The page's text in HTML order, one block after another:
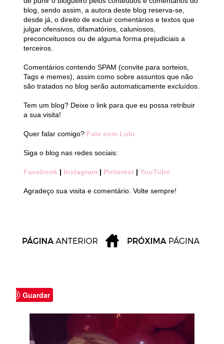
blog, sendo assim, a autora deste blog reserva-se,
desde já, o direito de excluir comentários e textos que
julgar ofensivos, difamatórios, caluniosos,
preconceituosos ou de alguma forma prejudiciais a
terceiros.
Comentários contendo SPAM (convite para sorteios,
Tags e memes), assim como sobre assuntos que não
são tratados no blog serão automaticamente excluídos.
Tem um blog? Deixe o link para que eu possa retribuir
a sua visita!
Quer falar comigo? Fale com Lulu
Siga o blog nas redes sociais:
Facebook | Instagram | Pinterest | YouTube
Agradeço sua visita e comentário. Volte sempre!
Guardar